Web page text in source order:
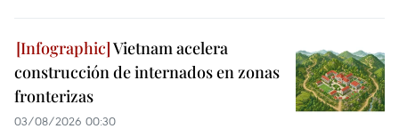
Vietnam acelera
construcción de internados en zonas
fronterizas
03/08/2026 00:30